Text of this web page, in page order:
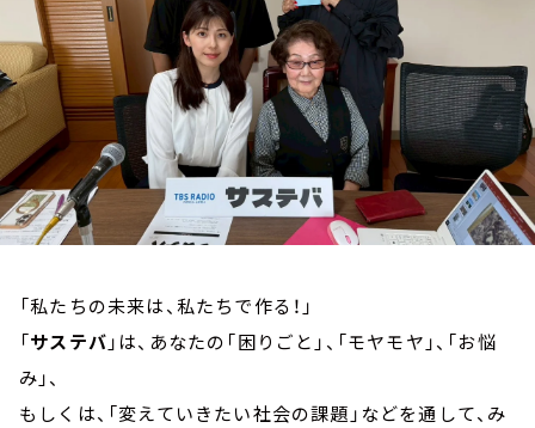
「私たちの未来は、私たちで作る！」
「サステバ 」は、あなたの「困りごと」、「モヤモヤ」、「お悩
み」、
もしくは、「変えていきたい社会の課題」などを通して、み